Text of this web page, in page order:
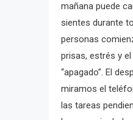
mañana puede
sientes durante
personas
prisas, estrés y
“apagado”. El
miramos el
las tareas